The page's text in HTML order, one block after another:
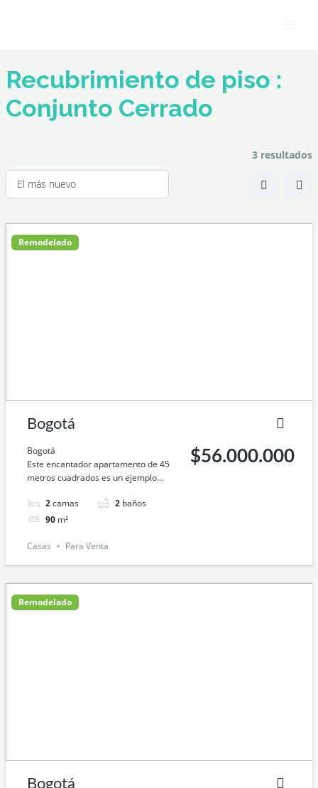
Recubrimiento de piso :
Conjunto Cerrado
3 resultados
Remodelado
Bogotá
Bogotá
Este encantador apartamento de 45
metros cuadrados es un ejemplo...
2camas 2 baños
90 m²
$56.000.000
Casas Para Venta
Remodelado
Bogotá